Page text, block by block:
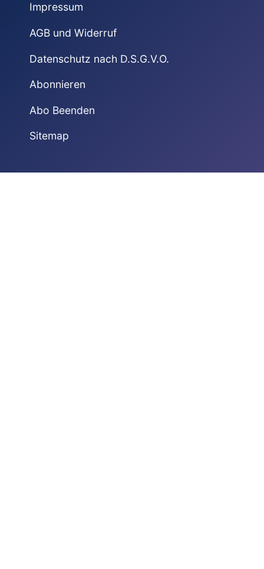
Impressum
AGB und Widerruf
Datenschutz nach D.S.G.V.O.
Abonnieren
Abo Beenden
Sitemap